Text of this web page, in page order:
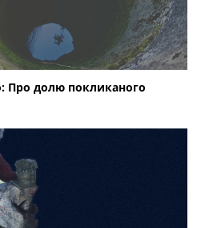
Про долю покликаного